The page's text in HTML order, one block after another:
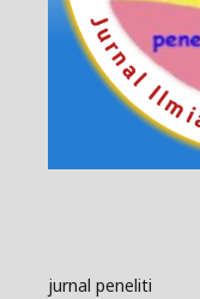
jurnal peneliti